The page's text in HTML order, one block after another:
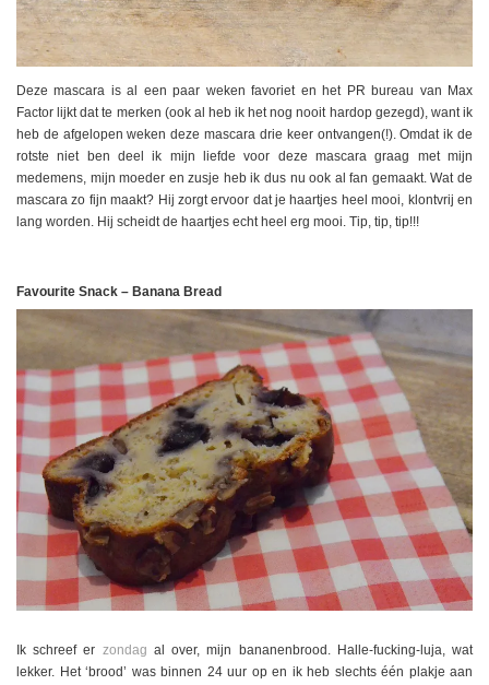
Deze mascara is al een paar weken favoriet en het PR bureau van Max
Factor lijkt dat te merken (ook al heb ik het nog nooit hardop gezegd), want ik
heb de afgelopen weken deze mascara drie keer ontvangen(!). Omdat ik de
rotste niet ben deel ik mijn liefde voor deze mascara graag met mijn
medemens, mijn moeder en zusje heb ik dus nu ook al fan gemaakt. Wat de
mascara zo fijn maakt? Hij zorgt ervoor dat je haartjes heel mooi, klontvrij en
lang worden. Hij scheidt de haartjes echt heel erg mooi. Tip, tip, tip!!!
Favourite Snack – Banana Bread
Ik schreef er zondag al over, mijn bananenbrood. Halle-fucking-luja, wat
lekker. Het ‘brood’ was binnen 24 uur op en ik heb slechts één plakje aan